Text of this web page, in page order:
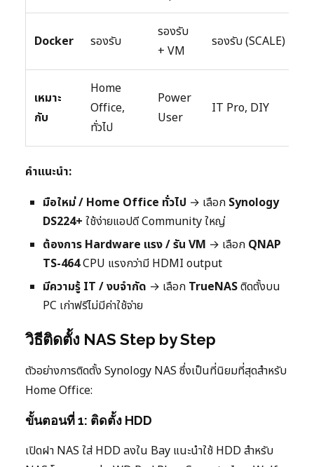
Docker รองรับ
รองรับ
+ VM
รองรับ (SCALE)
เหมาะ
กับ
Home
Office,
ทั่วไป
Power
User
IT Pro, DIY
คำแนะนำ:
มือใหม่ / Home Office ทั่วไป → เลือก Synology
DS224+ ใช้ง่ายแอปดี Community ใหญ่
ต้องการ Hardware แรง / รัน VM → เลือก QNAP
TS-464CPU แรงกว่ามี HDMI output
มีความรู้ IT / งบจำกัด → เลือก TrueNASติดตั้งบน
PC เก่าฟรีไม่มีค่าใช้จ่าย
วิธีติดตั้ง NAS Step by Step
ตัวอย่างการติดตั้ง Synology NAS ซึ่งเป็นที่นิยมที่สุดสำหรับ
Home Office:
ขั้นตอนที่ 1: ติดตั้ง HDD
เปิดฝา NAS ใส่ HDD ลงใน Bay แนะนำใช้ HDD สำหรับ